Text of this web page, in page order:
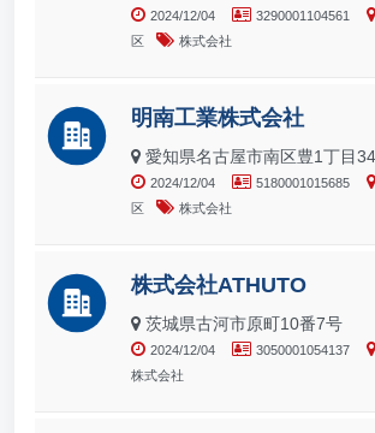
2024/12/04 3290001104561
区
株式会社
明南工業株式会社
愛知県名古屋市南区豊1丁目
2024/12/04 5180001015685
区
株式会社
株式会社ATHUTO
茨城県古河市原町10番7号
2024/12/04 3050001054137
株式会社